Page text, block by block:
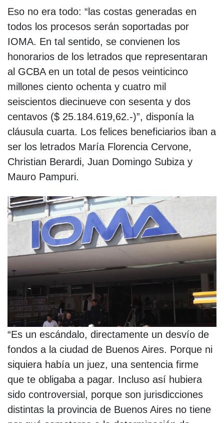
Eso no era todo: “las costas generadas en
todos los procesos serán soportadas por
IOMA. En tal sentido, se convienen los
honorarios de los letrados que representaran
al GCBA en un total de pesos veinticinco
millones ciento ochenta y cuatro mil
seiscientos diecinueve con sesenta y dos
centavos ($ 25.184.619,62.-)”, disponía la
cláusula cuarta. Los felices beneficiarios iban a
ser los letrados María Florencia Cervone,
Christian Berardi, Juan Domingo Subiza y
Mauro Pampuri.
“Es un escándalo, directamente un desvío de
fondos a la ciudad de Buenos Aires. Porque ni
siquiera había un juez, una sentencia firme
que te obligaba a pagar. Incluso así hubiera
sido controversial, porque son jurisdicciones
distintas la provincia de Buenos Aires no tiene